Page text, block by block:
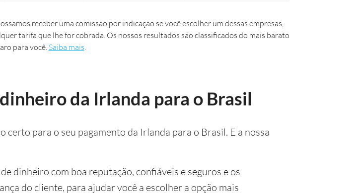
receber uma comissão por indicação se você escolher um dessas empresas,
tarifa que lhe for cobrada. Os nossos resultados são classificados do mais barato
para você. Saiba mais
da Irlanda para o Brasil
para o seu pagamento da Irlanda para o Brasil. E a nossa
dinheiro com boa reputação, confiáveis e seguros e os
do cliente, para ajudar você a escolher a opção mais